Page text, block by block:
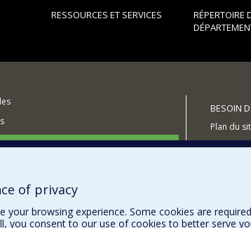
RESSOURCES ET SERVICES
RÉPERTOIRE
soutenir le Département?
BESOIN
Plan du
Signaler
of privacy
your browsing experience. Some cookies are
you consent to our use of cookies to better serve